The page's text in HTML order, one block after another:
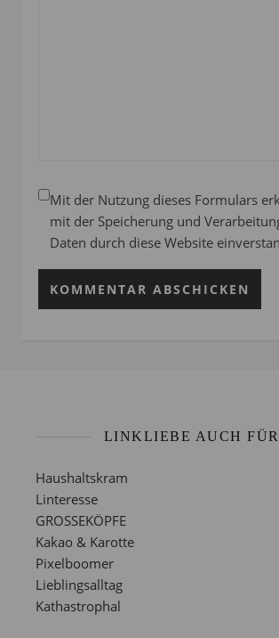
Mit der Nutzung dieses Formulars
mit der Speicherung und
Daten durch diese Website
LINKLIEBE AUCH
Haushaltskram
Linteresse
GROSSEKÖPFE
Kakao & Karotte
Pixelboomer
Lieblingsalltag
Kathastrophal